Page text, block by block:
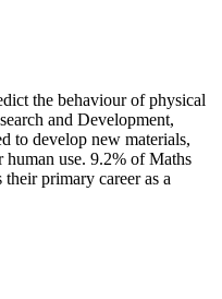
the behaviour of physical
and Development,
to develop new materials,
human use. 9.2% of Maths
their primary career as a